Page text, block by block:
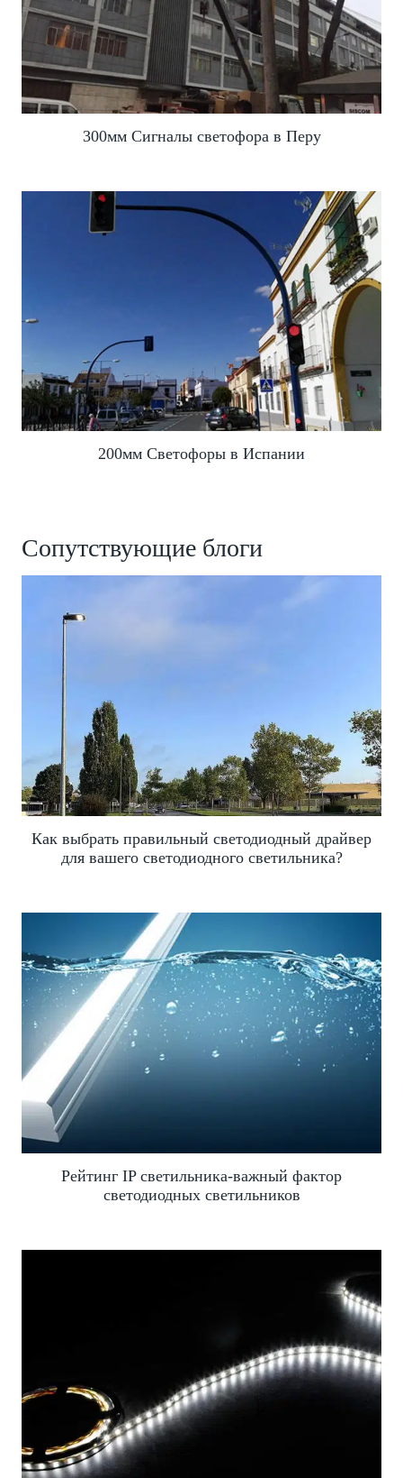
300мм Сигналы светофора в Перу
200мм Светофоры в Испании
Сопутствующие блоги
Как выбрать правильный светодиодный драйвер
для вашего светодиодного светильника?
Рейтинг IP светильника-важный фактор
светодиодных светильников